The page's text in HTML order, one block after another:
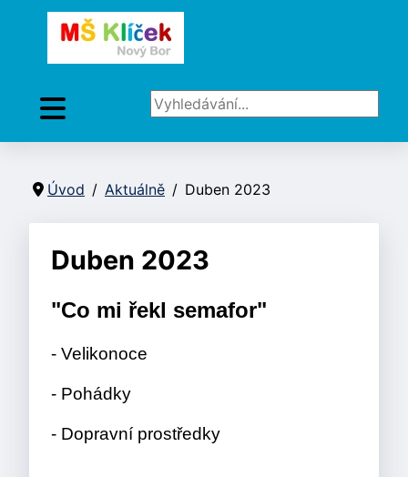
Vyhledávání...
Úvod Aktuálně Duben 2023
Duben 2023
"Co mi řekl semafor"
- Velikonoce
- Pohádky
- Dopravní prostředky